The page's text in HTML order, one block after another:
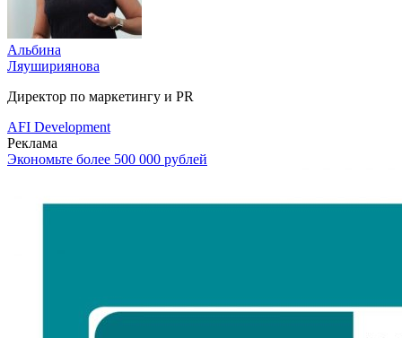
Альбина
Ляушириянова
Директор по маркетингу и PR
AFI Development
Реклама
Экономьте более 500 000 рублей